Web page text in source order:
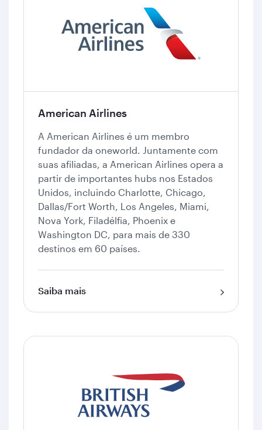
American Airlines
A American Airlines é um membro
fundador da oneworld. Juntamente com
suas afiliadas, a American Airlines opera a
partir de importantes hubs nos Estados
Unidos, incluindo Charlotte, Chicago,
Dallas/Fort Worth, Los Angeles, Miami,
Nova York, Filadélfia, Phoenix e
Washington DC, para mais de 330
destinos em 60 países.
Saiba mais